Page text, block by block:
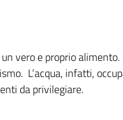
vero e proprio
L’acqua, infatti,
da privilegiare.